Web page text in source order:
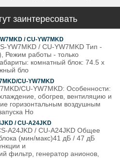
заинтересовать
/ CU-YW7MKD
YW7MKD / CU-YW7MKD Тип -
Режим работы - только
комнатный блок: 74.5 x
бло
CU-YW7MKD
CU-YW7MKD: Особенности:
обогрев, вентиляцию и
горизонтальным воздушным
Ho
/ CU-A24JKD
A24JKD / CU-A24JKD Общее
(мин/макс)41 дБ / 47 дБ
и
фильтр, генератор анионов,